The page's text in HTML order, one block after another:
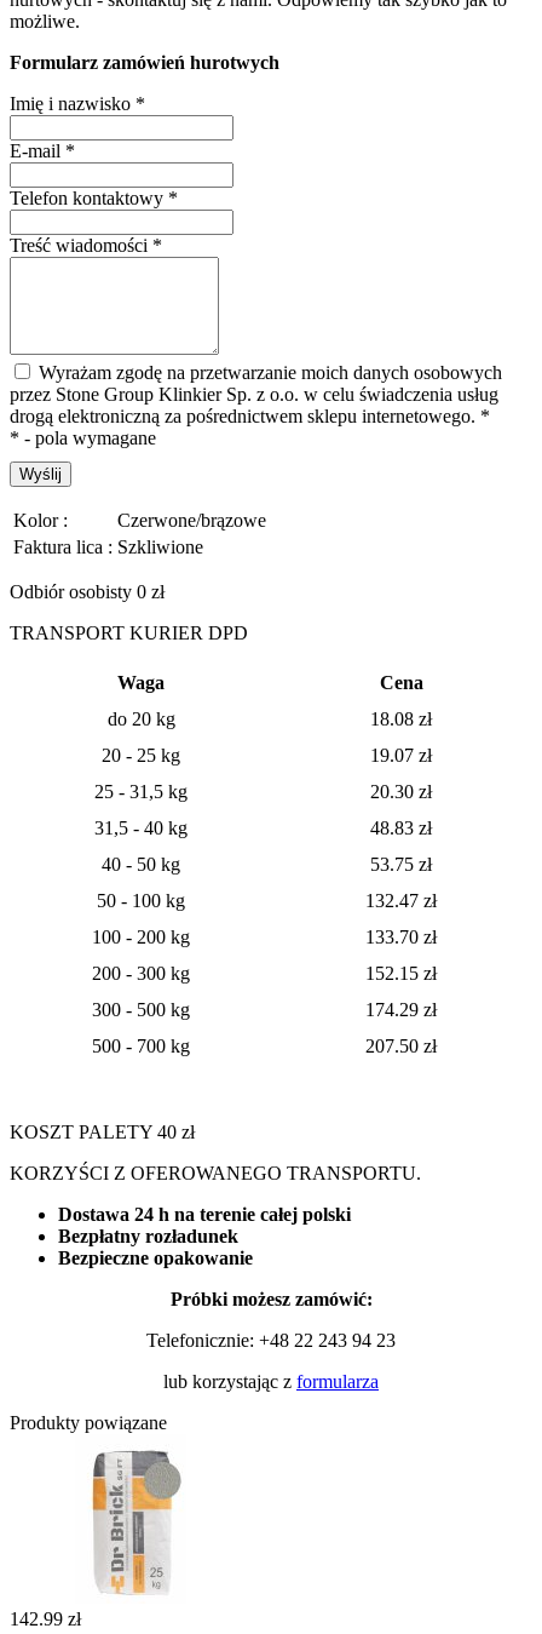
możliwe.
Formularz zamówień hurotwych
Imię i nazwisko *
E-mail *
Telefon kontaktowy *
Treść wiadomości *
Wyrażam zgodę na przetwarzanie moich danych osobowych
przez Stone Group Klinkier Sp. z o.o. w celu świadczenia usług
drogą elektroniczną za pośrednictwem sklepu internetowego. *
* - pola wymagane
Wyślij
Kolor :
Czerwone/brązowe
Faktura lica : Szkliwione
Odbiór osobisty 0 zł
TRANSPORT KURIER DPD
Waga
Cena
do 20 kg
18.08 zł
20 - 25 kg
19.07 zł
25 - 31,5 kg
20.30 zł
31,5 - 40 kg
48.83 zł
40 - 50 kg
53.75 zł
50 - 100 kg
132.47 zł
100 - 200 kg
133.70 zł
200 - 300 kg
152.15 zł
300 - 500 kg
174.29 zł
500 - 700 kg
207.50 zł
KOSZT PALETY 40 zł
KORZYŚCI Z OFEROWANEGO TRANSPORTU.
Dostawa 24 h na terenie całej polski
Bezpłatny rozładunek
Bezpieczne opakowanie
Próbki możesz zamówić:
Telefonicznie: +48 22 243 94 23
lub korzystając z formularza
Produkty powiązane
142.99 zł